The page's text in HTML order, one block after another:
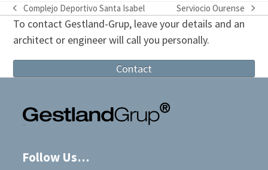
previous
post:
Complejo Deportivo Santa Isabel
next
post:
Serviocio Ourense
To contact Gestland-Grup, leave your details and an
architect or engineer will call you personally.
Contact
Follow Us…